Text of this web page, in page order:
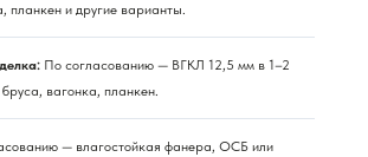
планкен и другие варианты.
По согласованию — ВГКЛ 12,5 мм в 1–2
вагонка, планкен.
— влагостойкая фанера, ОСБ или